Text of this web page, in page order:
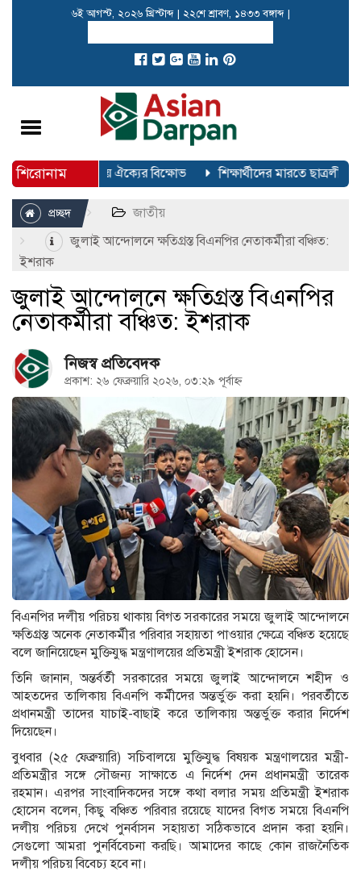
৬ই আগস্ট, ২০২৬ খ্রিস্টাব্দ| ২২শে শ্রাবণ, ১৪৩৩ বঙ্গাব্দ|
Toggle
শিরোনাম
নিয়ে ১১ দলীয় ঐক্যের বিক্ষোভ শিক্ষার্থীদের মারতে ছাত্রলীগকে
প্রচ্ছদ
জাতীয়
জুলাই আন্দোলনে ক্ষতিগ্রস্ত বিএনপির নেতাকর্মীরা বঞ্চিত:
ইশরাক
জুলাই আন্দোলনে ক্ষতিগ্রস্ত বিএনপির
নেতাকর্মীরা বঞ্চিত: ইশরাক
নিজস্ব প্রতিবেদক
প্রকাশ: ২৬ ফেব্রুয়ারি ২০২৬, ০৩:২৯ পূর্বাহ্ন
বিএনপির দলীয় পরিচয় থাকায় বিগত সরকারের সময়ে জুলাই আন্দোলনে
ক্ষতিগ্রস্ত অনেক নেতাকর্মীর পরিবার সহায়তা পাওয়ার ক্ষেত্রে বঞ্চিত হয়েছে
বলে জানিয়েছেন মুক্তিযুদ্ধ মন্ত্রণালয়ের প্রতিমন্ত্রী ইশরাক হোসেন।
তিনি জানান, অন্তর্বর্তী সরকারের সময়ে জুলাই আন্দোলনে শহীদ ও
আহতদের তালিকায় বিএনপি কর্মীদের অন্তর্ভুক্ত করা হয়নি। পরবর্তীতে
প্রধানমন্ত্রী তাদের যাচাই-বাছাই করে তালিকায় অন্তর্ভুক্ত করার নির্দেশ
দিয়েছেন।
বুধবার (২৫ ফেব্রুয়ারি) সচিবালয়ে মুক্তিযুদ্ধ বিষয়ক মন্ত্রণালয়ের মন্ত্রী-
প্রতিমন্ত্রীর সঙ্গে সৌজন্য সাক্ষাতে এ নির্দেশ দেন প্রধানমন্ত্রী তারেক
রহমান। এরপর সাংবাদিকদের সঙ্গে কথা বলার সময় প্রতিমন্ত্রী ইশরাক
হোসেন বলেন, কিছু বঞ্চিত পরিবার রয়েছে যাদের বিগত সময়ে বিএনপি
দলীয় পরিচয় দেখে পুনর্বাসন সহায়তা সঠিকভাবে প্রদান করা হয়নি।
সেগুলো আমরা পুনর্বিবেচনা করছি। আমাদের কাছে কোন রাজনৈতিক
দলীয় পরিচয় বিবেচ্য হবে না।